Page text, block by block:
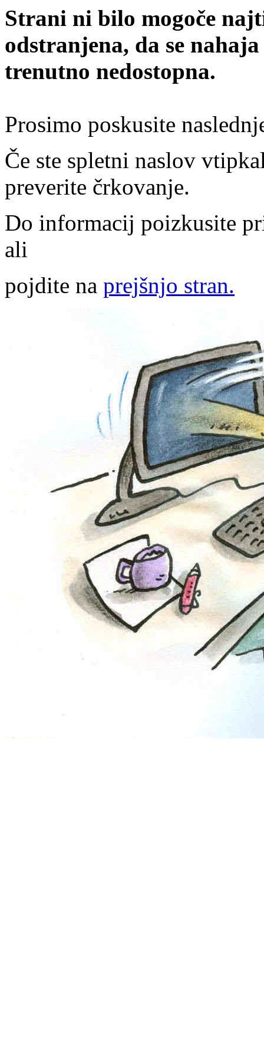
Strani ni bilo mogoče
odstranjena, da se
trenutno nedostopna.
Prosimo poskusite
Če ste spletni naslov
preverite črkovanje.
Do informacij poizkusite
ali
pojdite na prejšnjo stran.